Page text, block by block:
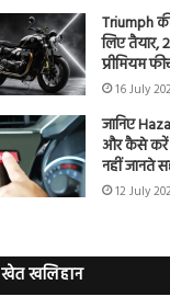
Triumph
लिए तैयार,
प्रीमियम
16 July
जानिए
और कैसे करें
नहीं जानते
12 July
खेत खलिहान